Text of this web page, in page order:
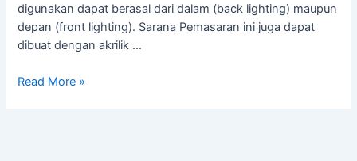
digunakan dapat berasal dari dalam (back lighting) maupun
depan (front lighting). Sarana Pemasaran ini juga dapat
dibuat dengan akrilik …
Read More »